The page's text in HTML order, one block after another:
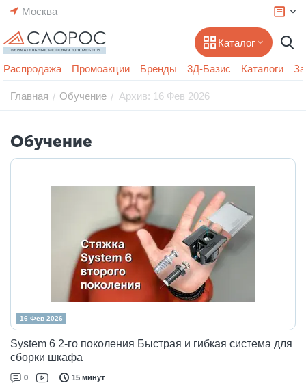
Москва
Каталог
Распродажа Промоакции Бренды 3Д-Базис Каталоги
Главная / Обучение / Архив: 16 Фев 2026
Обучение
16 Фев 2026
System 6 2-го поколения Быстрая и гибкая система для
сборки шкафа
0 15 минут